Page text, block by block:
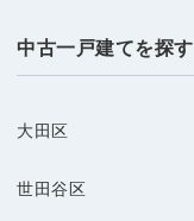
中古一戸建てを探す
大田区
世田谷区